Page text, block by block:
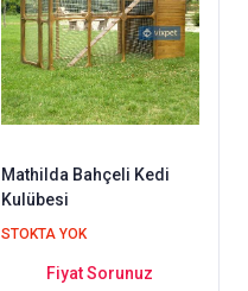
Mathilda Bahçeli Kedi
Kulübesi
STOKTA YOK
Fiyat Sorunuz